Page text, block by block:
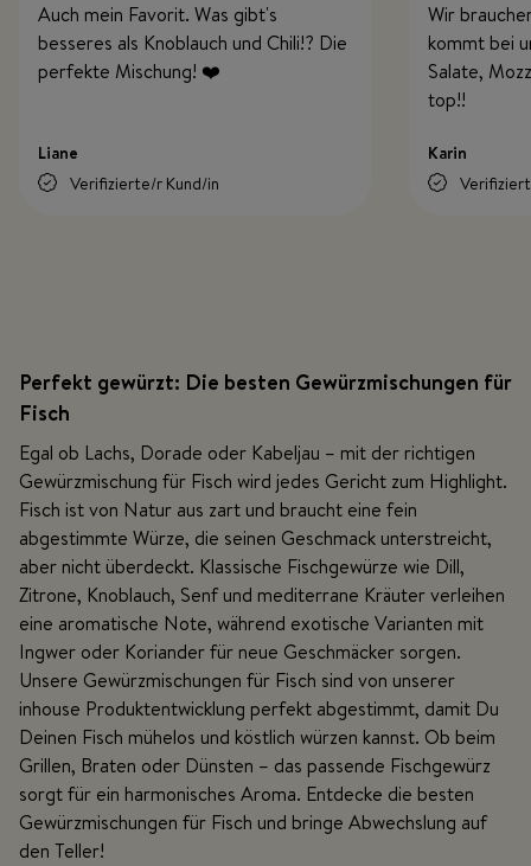
Auch mein Favorit. Was gibt's
besseres als Knoblauch und Chili!? Die
perfekte Mischung! ❤️
Liane
Verifizierte/r Kund/in
Wir
kommt bei
Salate,
top!!
Karin
Perfekt gewürzt: Die besten Gewürzmischungen für
Fisch
Egal ob Lachs, Dorade oder Kabeljau – mit der richtigen
Gewürzmischung für Fisch wird jedes Gericht zum Highlight.
Fisch ist von Natur aus zart und braucht eine fein
abgestimmte Würze, die seinen Geschmack unterstreicht,
aber nicht überdeckt. Klassische Fischgewürze wie Dill,
Zitrone, Knoblauch, Senf und mediterrane Kräuter verleihen
eine aromatische Note, während exotische Varianten mit
Ingwer oder Koriander für neue Geschmäcker sorgen.
Unsere Gewürzmischungen für Fisch sind von unserer
inhouse Produktentwicklung perfekt abgestimmt, damit Du
Deinen Fisch mühelos und köstlich würzen kannst. Ob beim
Grillen, Braten oder Dünsten – das passende Fischgewürz
sorgt für ein harmonisches Aroma. Entdecke die besten
Gewürzmischungen für Fisch und bringe Abwechslung auf
den Teller!